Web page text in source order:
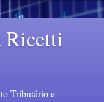
Ricetti
Tributário e